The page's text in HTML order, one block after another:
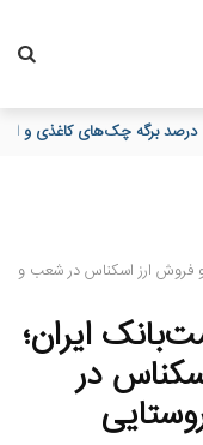
تأسیس بانک
فروش ارز اسکناس در شعب و
ایران؛
در